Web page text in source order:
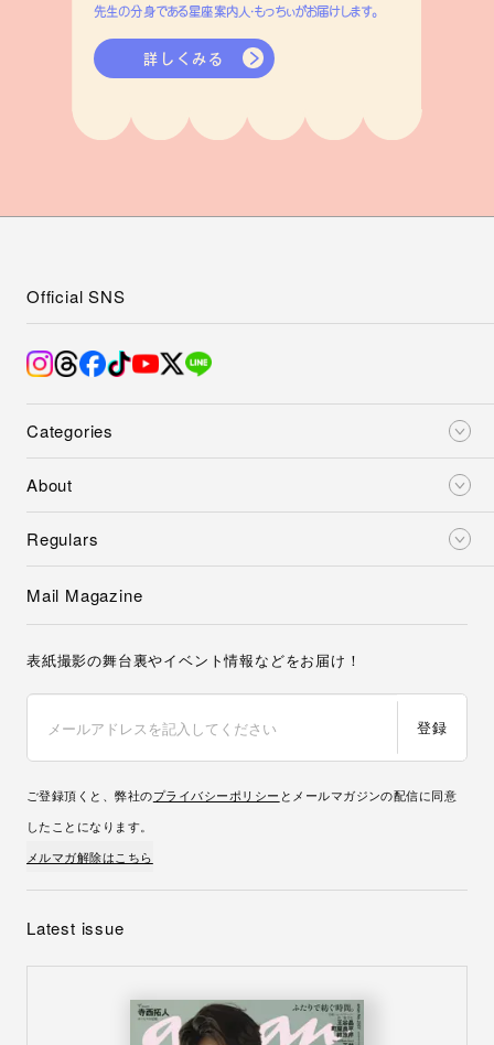
先生の分身である星座案内人・もっちぃがお届けします。
詳しくみる
Categories
About
Regulars
Official SNS
Mail Magazine
表紙撮影の舞台裏やイベント情報などをお届け！
登録
ご登録頂くと、弊社のプライバシーポリシー とメールマガジンの配信に同意
したことになります。
メルマガ解除はこちら
Latest issue